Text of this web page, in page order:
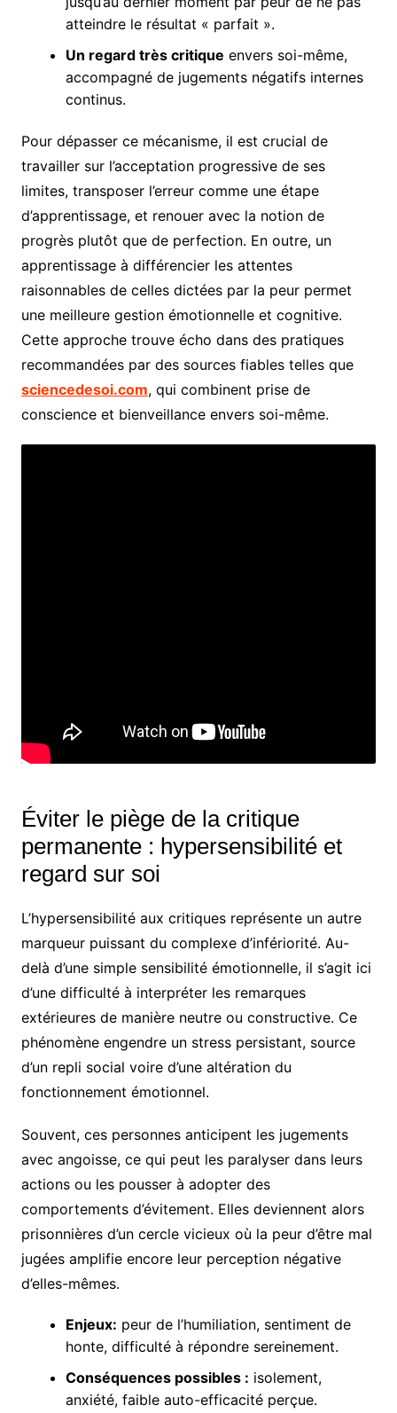
atteindre le résultat « parfait ».
Un regard très critique envers soi-même,
accompagné de jugements négatifs internes
continus.
Pour dépasser ce mécanisme, il est crucial de
travailler sur l’acceptation progressive de ses
limites, transposer l’erreur comme une étape
d’apprentissage, et renouer avec la notion de
progrès plutôt que de perfection. En outre, un
apprentissage à différencier les attentes
raisonnables de celles dictées par la peur permet
une meilleure gestion émotionnelle et cognitive.
Cette approche trouve écho dans des pratiques
recommandées par des sources fiables telles que
sciencedesoi.com, qui combinent prise de
conscience et bienveillance envers soi-même.
Éviter le piège de la critique
permanente : hypersensibilité et
regard sur soi
L’hypersensibilité aux critiques représente un autre
marqueur puissant du complexe d’infériorité. Au-
delà d’une simple sensibilité émotionnelle, il s’agit ici
d’une difficulté à interpréter les remarques
extérieures de manière neutre ou constructive. Ce
phénomène engendre un stress persistant, source
d’un repli social voire d’une altération du
fonctionnement émotionnel.
Souvent, ces personnes anticipent les jugements
avec angoisse, ce qui peut les paralyser dans leurs
actions ou les pousser à adopter des
comportements d’évitement. Elles deviennent alors
prisonnières d’un cercle vicieux où la peur d’être mal
jugées amplifie encore leur perception négative
d’elles-mêmes.
Enjeux: peur de l’humiliation, sentiment de
honte, difficulté à répondre sereinement.
Conséquences possibles : isolement,
anxiété, faible auto-efficacité perçue.